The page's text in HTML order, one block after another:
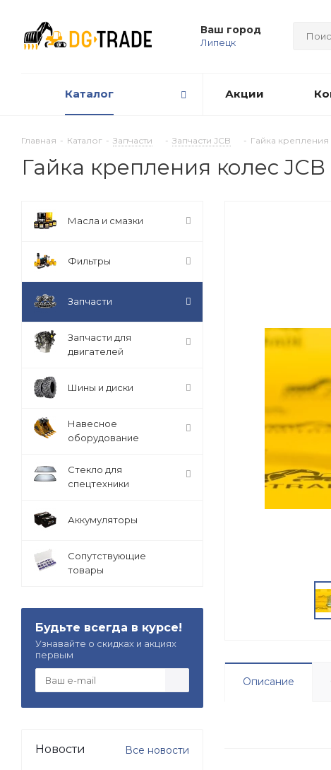
Ваш город
Липецк
Каталог Акции
Главная - Каталог - Запчасти - Запчасти JCB - Гайка крепления
Гайка крепления колес JCB
Описание
Масла и смазки
Фильтры
Запчасти
Запчасти для
двигателей
Шины и диски
Навесное
оборудование
Стекло для
спецтехники
Аккумуляторы
Сопутствующие
товары
Будьте всегда в курсе!
Узнавайте о скидках и акциях
первым
Новости Все новости